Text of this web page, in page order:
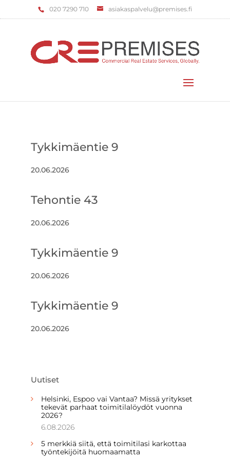
‌020 7290 710 asiakaspalvelu@premises.fi
Tykkimäentie 9
20.06.2026
Tehontie 43
20.06.2026
Tykkimäentie 9
20.06.2026
Tykkimäentie 9
20.06.2026
Uutiset
Helsinki, Espoo vai Vantaa? Missä yritykset
tekevät parhaat toimitilalöydöt vuonna
2026?
6.08.2026
5 merkkiä siitä, että toimitilasi karkottaa
työntekijöitä huomaamatta